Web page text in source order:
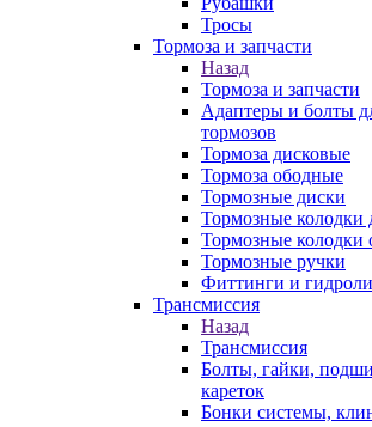
Тросы
Тормоза и запчасти
Назад
Тормоза и запчасти
Адаптеры и болты
тормозов
Тормоза дисковые
Тормоза ободные
Тормозные диски
Тормозные колодки
Тормозные колодки
Тормозные ручки
Фиттинги и
Трансмиссия
Назад
Трансмиссия
Болты, гайки,
кареток
Бонки системы,